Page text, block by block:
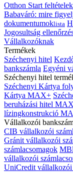
Otthon Start feltételek
Babaváró: mire
dokumentumoklista
Jogosultság
Vállalkozóknak
Termékek
Széchenyi hitel
bankszámla Egyéni
Széchenyi hitel
Széchenyi Kártya
Kártya MAX+
beruházási hitel
lízingkonstrukció
Vállalkozói
CIB vállalkozói
Gránit vállalkozói
számlacsomagok
vállalkozói
UniCredit vállalkozói